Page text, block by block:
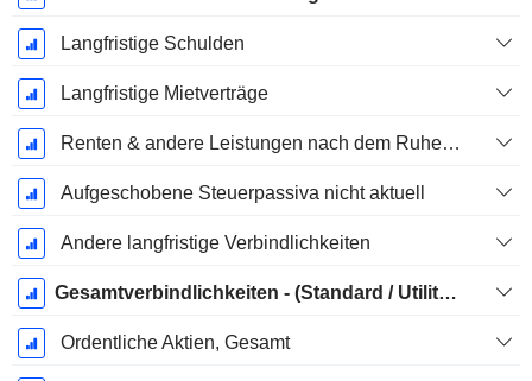
Langfristige Schulden
Langfristige Mietverträge
Renten & andere Leistungen nach dem Ruhestand
Aufgeschobene Steuerpassiva nicht aktuell
Andere langfristige Verbindlichkeiten
Gesamtverbindlichkeiten - (Standard / Utility Vorlage)
Ordentliche Aktien, Gesamt